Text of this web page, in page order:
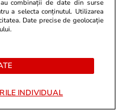
19 iul.
care
Vacanțe și
De ce
mai târziu
combinații de date din surse
a selecta conținutul. Utilizarea
Date precise de geolocație
INDIVIDUAL